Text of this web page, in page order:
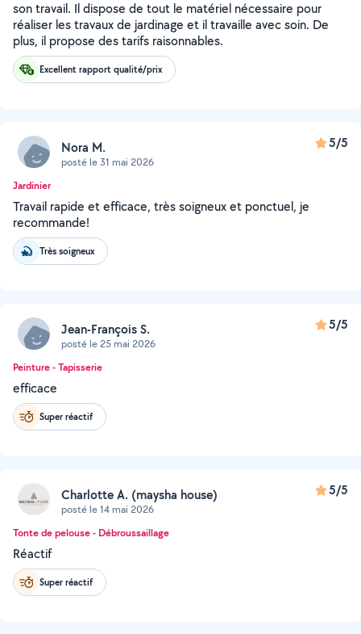
son travail. Il dispose de tout le matériel nécessaire pour
réaliser les travaux de jardinage et il travaille avec soin. De
plus, il propose des tarifs raisonnables.
Excellent rapport qualité/prix
Nora M.
posté le 31 mai 2026
5/5
Jardinier
Travail rapide et efficace, très soigneux et ponctuel, je
recommande!
Très soigneux
Jean-François S.
posté le 25 mai 2026
5/5
Peinture - Tapisserie
efficace
Super réactif
Charlotte A. (maysha house)
posté le 14 mai 2026
5/5
Tonte de pelouse - Débroussaillage
Réactif
Super réactif